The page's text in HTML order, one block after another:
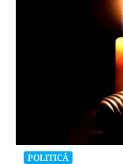
POLITICĂ